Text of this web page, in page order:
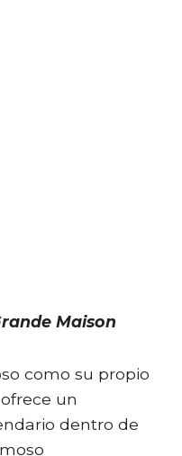
Maison
como su propio
un
dentro de